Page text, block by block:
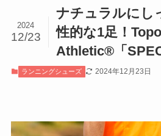
ナチュラルにし
性的な1足！Topo
Athletic®︎「
2024
12/23
ランニングシューズ 2024年12月23日